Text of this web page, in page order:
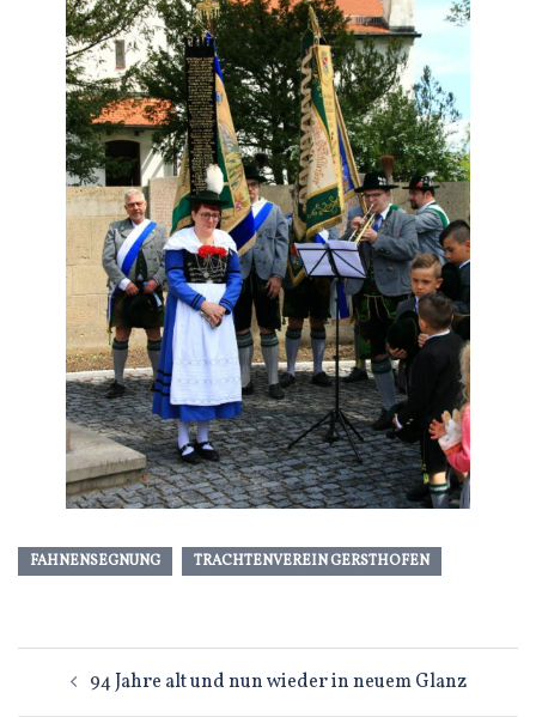
FAHNENSEGNUNG TRACHTENVEREIN GERSTHOFEN
Beitragsnavigation
94 Jahre alt und nun wieder in neuem Glanz